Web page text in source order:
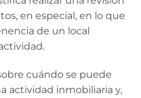
en especial, en lo que
de un local
cuándo se puede
actividad inmobiliaria y,